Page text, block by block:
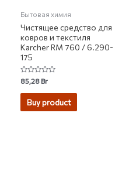
Бытовая химия
Чистящее средство для
ковров и текстиля
Karcher RM 760 / 6.290-
175
Rated
0
out
85,28Br
Buy product